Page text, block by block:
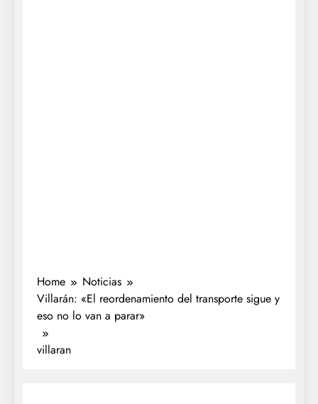
Home
Noticias
Villarán: «El reordenamiento del transporte sigue y
eso no lo van a parar»
villaran